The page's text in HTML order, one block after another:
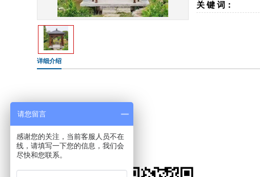
关 键 词：
详细介绍
请您留言
感谢您的关注，当前客服人员不在
线，请填写一下您的信息，我们会
尽快和您联系。